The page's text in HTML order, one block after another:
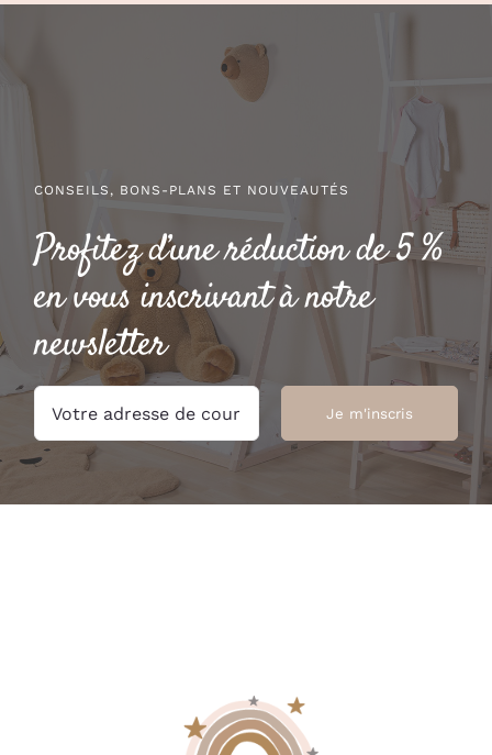
CONSEILS, BONS-PLANS ET NOUVEAUTÉS
Profitez d’une réduction de 5 %
en vous inscrivant à notre
newsletter